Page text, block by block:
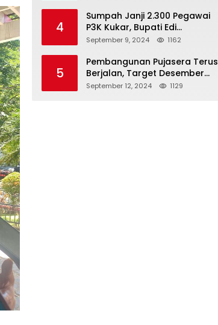
4
Sumpah Janji 2.300 Pegawai
P3K Kukar, Bupati Edi
Damansyah Ingatkan
September 9, 2024 1162
5
Pembangunan Pujasera Terus
Berjalan, Target Desember
2024 Rampung
September 12, 2024 1129